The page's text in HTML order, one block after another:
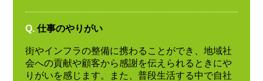
Q. 仕事のやりがい
街やインフラの整備に携わることができ、地域社
会への貢献や顧客から感謝を伝えられるときにや
りがいを感じます。また、普段生活する中で自社